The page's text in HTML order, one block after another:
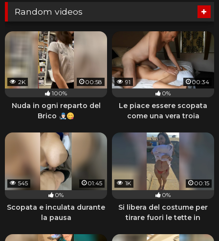
Random videos
2K
00:58
100%
Nuda in ogni reparto del
Brico
91
00:34
0%
Le piace essere scopata
come una vera troia
545
01:45
0%
Scopata e inculata durante
la pausa
1K
00:15
0%
Si libera del costume per
tirare fuori le tette in